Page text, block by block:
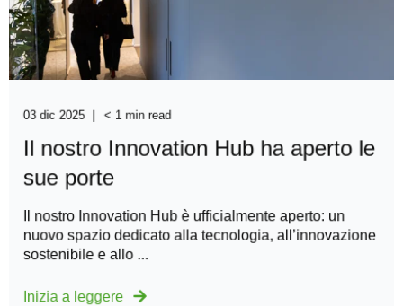
03 dic 2025 < 1 min read
Il nostro Innovation Hub ha aperto le
sue porte
Il nostro Innovation Hub è ufficialmente aperto: un
nuovo spazio dedicato alla tecnologia, all’innovazione
sostenibile e allo ...
Inizia a leggere